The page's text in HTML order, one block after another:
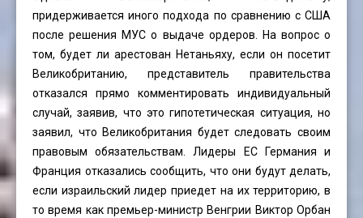
придерживается иного подхода по сравнению с США
после решения МУС о выдаче ордеров. На вопрос о
том, будет ли арестован Нетаньяху, если он посетит
Великобританию, представитель правительства
отказался прямо комментировать индивидуальный
случай, заявив, что это гипотетическая ситуация, но
заявил, что Великобритания будет следовать своим
правовым обязательствам. Лидеры ЕС Германия и
Франция отказались сообщить, что они будут делать,
если израильский лидер приедет на их территорию, в
то время как премьер-министр Венгрии Виктор Орбан